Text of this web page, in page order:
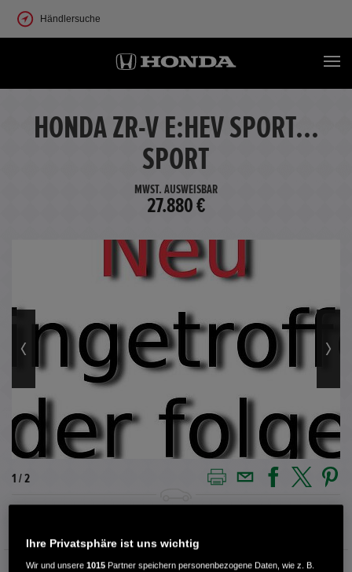
Händlersuche
HONDA ZR-V E:HEV SPORT...
SPORT
MWST. AUSWEISBAR
27.880 €
1 / 2
Kilometerstand 32.608 km
Ihre Privatsphäre ist uns wichtig
Wir und unsere1015 Partner speichern personenbezogene Daten, wie z. B.